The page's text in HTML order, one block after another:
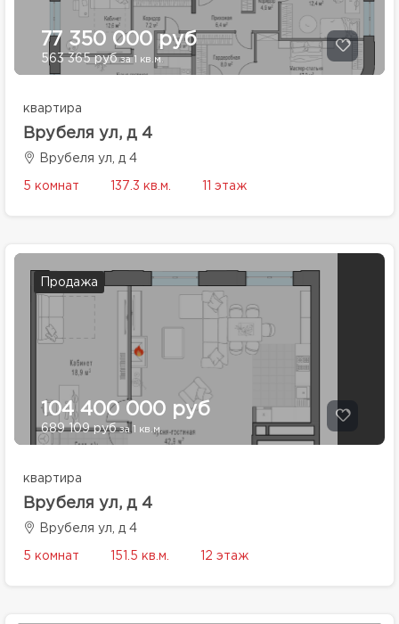
77 350 000 руб
563 365 рубза 1 кв.м.
квартира
Врубеля ул, д 4
Врубеля ул, д 4
5 комнат 137.3 кв.м. 11 этаж
Продажа
104 400 000 руб
689 109 рубза 1 кв.м.
квартира
Врубеля ул, д 4
Врубеля ул, д 4
5 комнат 151.5 кв.м. 12 этаж